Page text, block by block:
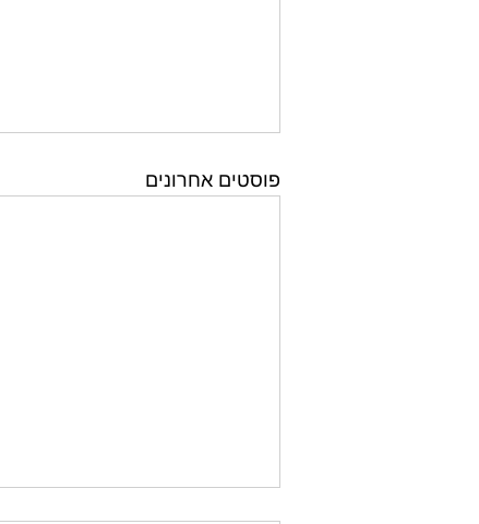
פוסטים אחרונים